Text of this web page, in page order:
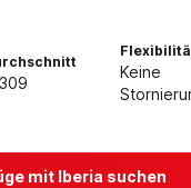
Keine
mit Iberia suchen